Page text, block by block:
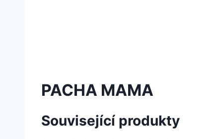
PACHA MAMA
Související produkty